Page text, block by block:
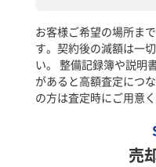
お客様ご希望の場所ま
す。契約後の減額は一
い。 整備記録簿や説明
があると高額査定につ
の方は査定時にご用意く
売